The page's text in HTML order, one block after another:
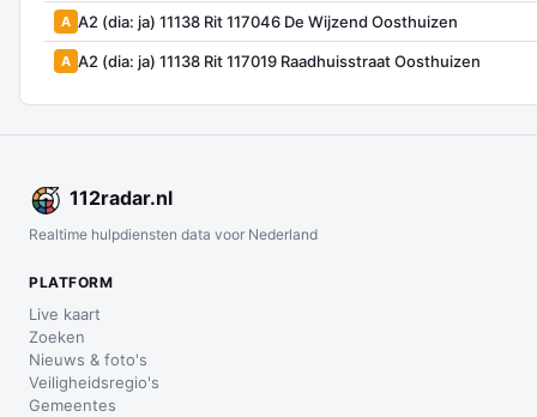
A A2 (dia: ja) 11138 Rit 117046 De Wijzend Oosthuizen
A A2 (dia: ja) 11138 Rit 117019 Raadhuisstraat Oosthuizen
112radar.nl
Realtime hulpdiensten data voor Nederland
PLATFORM
Live kaart
Zoeken
Nieuws & foto's
Veiligheidsregio's
Gemeentes